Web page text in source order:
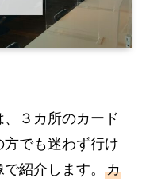
３カ所のカード
でも迷わず行け
紹介します。 カ